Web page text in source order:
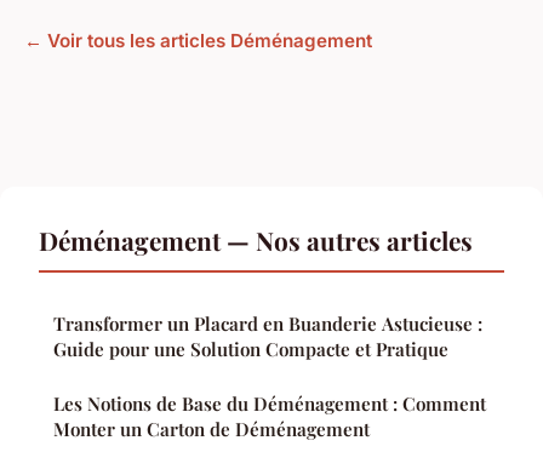
← Voir tous les articles Déménagement
Déménagement — Nos autres articles
Transformer un Placard en Buanderie Astucieuse :
Guide pour une Solution Compacte et Pratique
Les Notions de Base du Déménagement : Comment
Monter un Carton de Déménagement